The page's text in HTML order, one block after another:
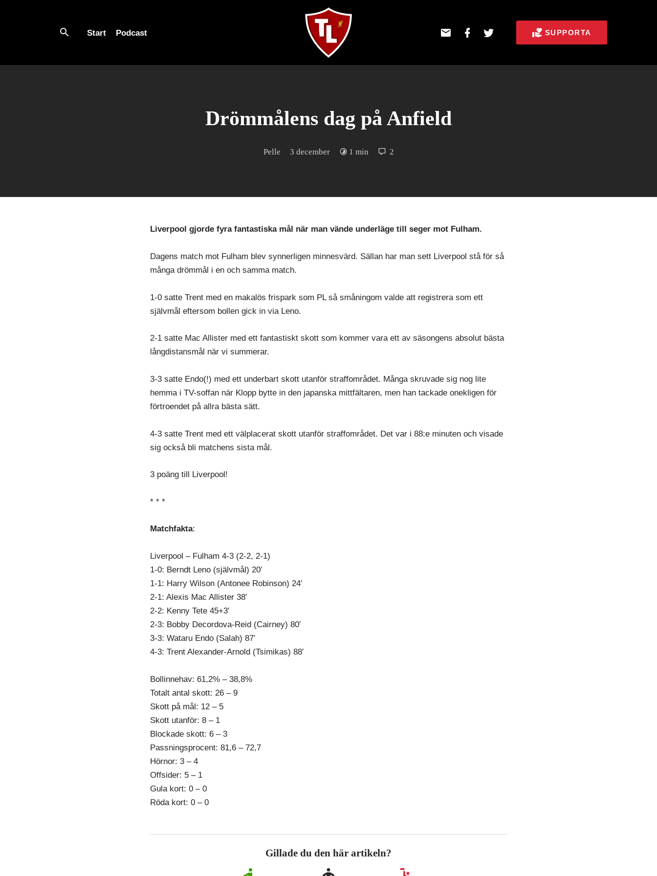
Start Podcast Facebook SUPPORTA
Drömmålens dag på Anfield
Pelle 3 december 1 min 2
Liverpool gjorde fyra fantastiska mål när man vände underläge till seger mot Fulham.
Dagens match mot Fulham blev synnerligen minnesvärd. Sällan har man sett Liverpool stå för så
många drömmål i en och samma match.
1-0 satte Trent med en makalös frispark som PL så småningom valde att registrera som ett
självmål eftersom bollen gick in via Leno.
2-1 satte Mac Allister med ett fantastiskt skott som kommer vara ett av säsongens absolut bästa
långdistansmål när vi summerar.
3-3 satte Endo(!) med ett underbart skott utanför straffområdet. Många skruvade sig nog lite
hemma i TV-soffan när Klopp bytte in den japanska mittfältaren, men han tackade onekligen för
förtroendet på allra bästa sätt.
4-3 satte Trent med ett välplacerat skott utanför straffområdet. Det var i 88:e minuten och visade
sig också bli matchens sista mål.
3 poäng till Liverpool!
* * *
Matchfakta:
Liverpool – Fulham 4-3 (2-2, 2-1)
1-0: Berndt Leno (självmål) 20′
1-1: Harry Wilson (Antonee Robinson) 24′
2-1: Alexis Mac Allister 38′
2-2: Kenny Tete 45+3′
2-3: Bobby Decordova-Reid (Cairney) 80′
3-3: Wataru Endo (Salah) 87′
4-3: Trent Alexander-Arnold (Tsimikas) 88′
Bollinnehav: 61,2% – 38,8%
Totalt antal skott: 26 – 9
Skott på mål: 12 – 5
Skott utanför: 8 – 1
Blockade skott: 6 – 3
Passningsprocent: 81,6 – 72,7
Hörnor: 3 – 4
Offsider: 5 – 1
Gula kort: 0 – 0
Röda kort: 0 – 0
Gillade du den här artikeln?